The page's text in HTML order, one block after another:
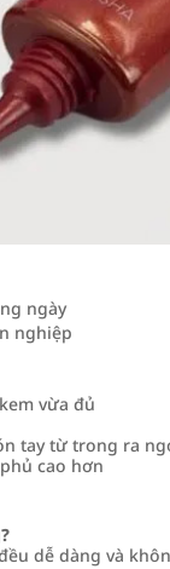
ngày
nghiệp
vừa đủ
tay từ trong ra
cao hơn
dễ dàng và